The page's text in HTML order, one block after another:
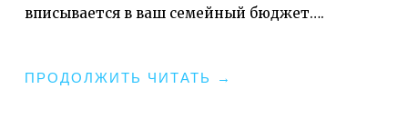
вписывается в ваш семейный бюджет….
ПРОДОЛЖИТЬ ЧИТАТЬ
«АНТИОТПУСК
→